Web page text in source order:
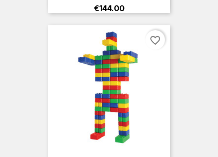
Price
€144.00
favorite_border